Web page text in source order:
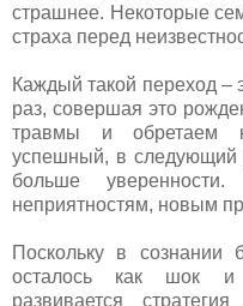
страшнее. Некоторые
страха перед
Каждый такой переход –
раз, совершая это
травмы и обретаем
успешный, в следующий
больше
неприятностям, новым
Поскольку в сознании
осталось как шок и
развивается